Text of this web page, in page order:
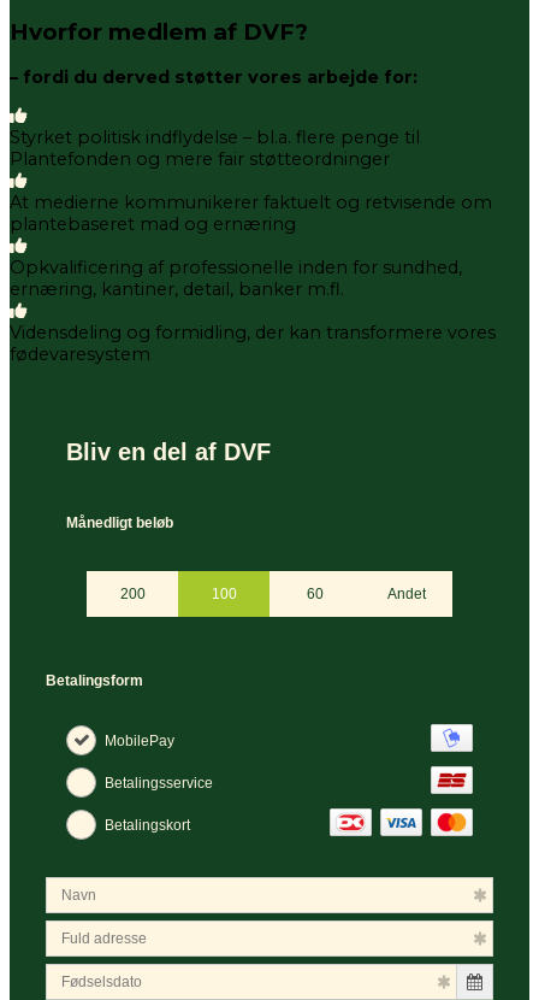
Hvorfor medlem af DVF?
– fordi du derved støtter vores arbejde for:
Styrket politisk indflydelse – bl.a. flere penge til
Plantefonden og mere fair støtteordninger
At medierne kommunikerer faktuelt og retvisende om
plantebaseret mad og ernæring
Opkvalificering af professionelle inden for sundhed,
ernæring, kantiner, detail, banker m.fl.
Vidensdeling og formidling, der kan transformere vores
fødevaresystem